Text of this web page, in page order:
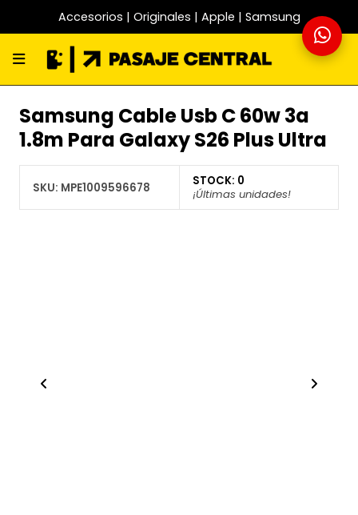
Accesorios | Originales | Apple | Samsung
Samsung Cable Usb C 60w 3a
1.8m Para Galaxy S26 Plus Ultra
SKU: MPE1009596678 STOCK: 0
¡Últimas unidades!